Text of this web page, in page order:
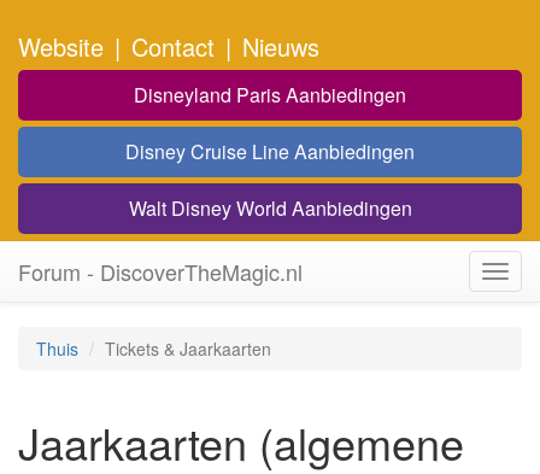
Website | Contact | Nieuws
Disneyland Paris Aanbiedingen
Disney Cruise Line Aanbiedingen
Walt Disney World Aanbiedingen
Forum - DiscoverTheMagic.nl
Thuis Tickets & Jaarkaarten
Jaarkaarten (algemene